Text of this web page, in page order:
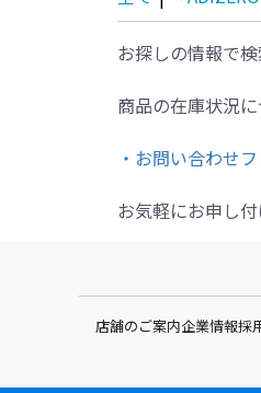
お探しの情報で
商品の在庫状況
・お問い合わせ
お気軽にお申し付
店舗のご案内企業情報採